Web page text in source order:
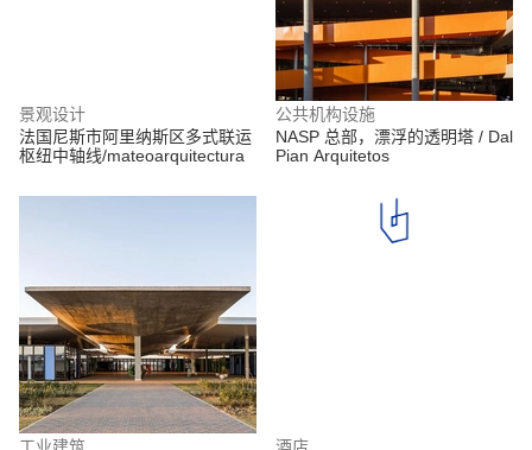
景观设计
法国尼斯市阿里纳斯区多式联运
枢纽中轴线/mateoarquitectura
公共机构设施
NASP 总部，漂浮的透明塔 / Dal
Pian Arquitetos